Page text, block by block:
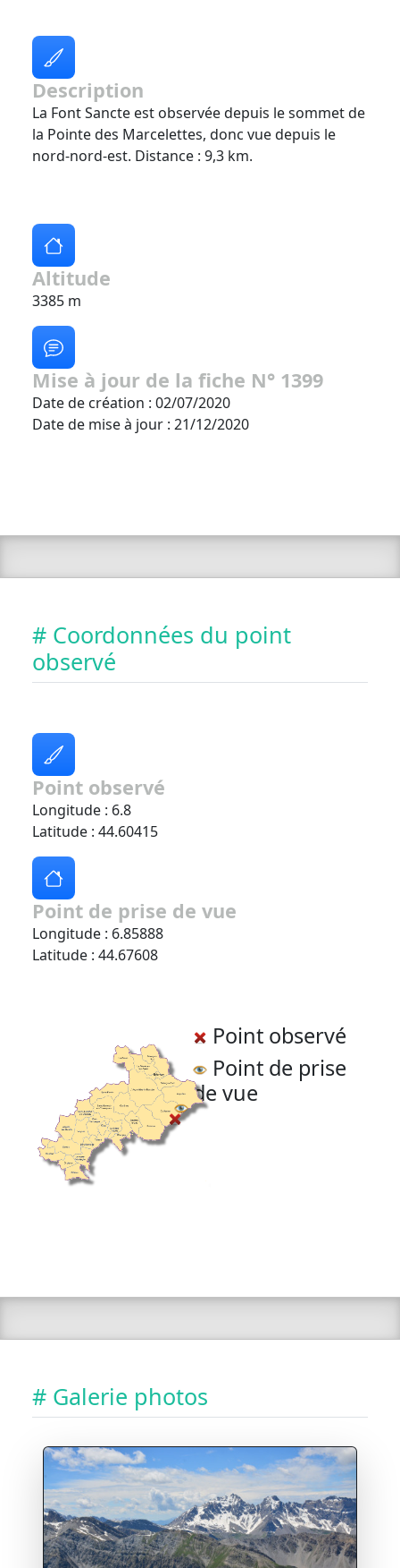
Description
La Font Sancte est observée depuis le sommet de
la Pointe des Marcelettes, donc vue depuis le
nord-nord-est. Distance : 9,3 km.
Altitude
3385 m
Mise à jour de la fiche N° 1399
Date de création : 02/07/2020
Date de mise à jour : 21/12/2020
# Coordonnées du point
observé
Point observé
Longitude : 6.8
Latitude : 44.60415
Point de prise de vue
Longitude : 6.85888
Latitude : 44.67608
Point observé
Point de prise
de vue
# Galerie photos